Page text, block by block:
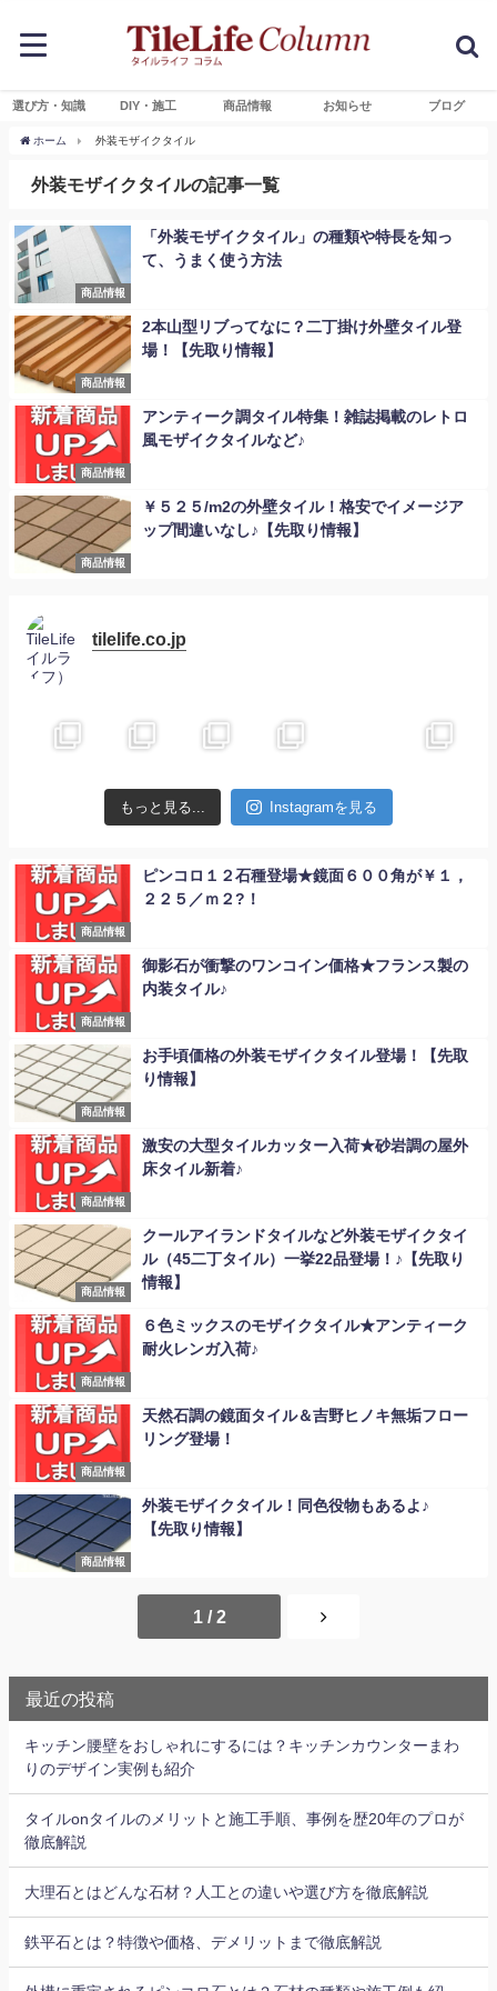
選び方・知識 DIY・施工 商品情報 お知らせ ブログ
ホーム 外装モザイクタイル
外装モザイクタイルの記事一覧
商品情報
「外装モザイクタイル」の種類や特長を知っ
て、うまく使う方法
商品情報
2本山型リブってなに？二丁掛け外壁タイル登
場！【先取り情報】
商品情報
アンティーク調タイル特集！雑誌掲載のレトロ
風モザイクタイルなど♪
商品情報
￥５２５/m2の外壁タイル！格安でイメージア
ップ間違いなし♪【先取り情報】
tilelife.co.jp
もっと見る... Instagramを見る
商品情報
ピンコロ１２石種登場★鏡面６００角が￥１，
２２５／ｍ２?！
商品情報
御影石が衝撃のワンコイン価格★フランス製の
内装タイル♪
商品情報
お手頃価格の外装モザイクタイル登場！【先取
り情報】
商品情報
激安の大型タイルカッター入荷★砂岩調の屋外
床タイル新着♪
商品情報
クールアイランドタイルなど外装モザイクタイ
ル（45二丁タイル）一挙22品登場！♪【先取り
情報】
商品情報
６色ミックスのモザイクタイル★アンティーク
耐火レンガ入荷♪
商品情報
天然石調の鏡面タイル＆吉野ヒノキ無垢フロー
リング登場！
商品情報
外装モザイクタイル！同色役物もあるよ♪
【先取り情報】
1 / 2
最近の投稿
キッチン腰壁をおしゃれにするには？キッチンカウンターまわ
りのデザイン実例も紹介
タイルonタイルのメリットと施工手順、事例を歴20年のプロが
徹底解説
大理石とはどんな石材？人工との違いや選び方を徹底解説
鉄平石とは？特徴や価格、デメリットまで徹底解説